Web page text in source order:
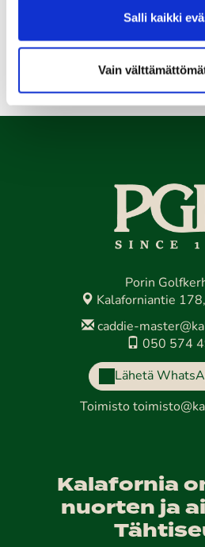
Salli kaikki
Vain
Porin
Kalaforniantie
caddie-
050 574
Lähetä
Toimisto
Kalafornia
nuorten ja